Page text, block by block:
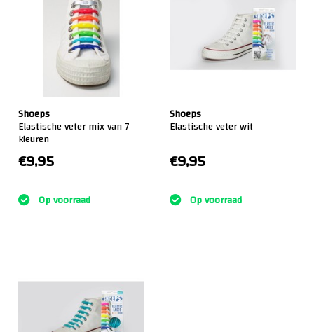
Shoeps
Elastische veter mix van 7
kleuren
€9,95
Op voorraad
Shoeps
Elastische veter wit
€9,95
Op voorraad